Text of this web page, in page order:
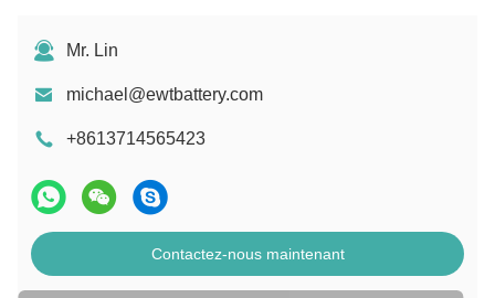
Mr. Lin
michael@ewtbattery.com
+8613714565423
Contactez-nous maintenant